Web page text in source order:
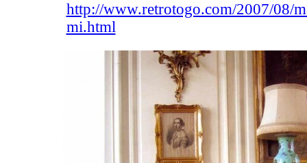
http://www.retrotogo.com/2007/08/
mi.html